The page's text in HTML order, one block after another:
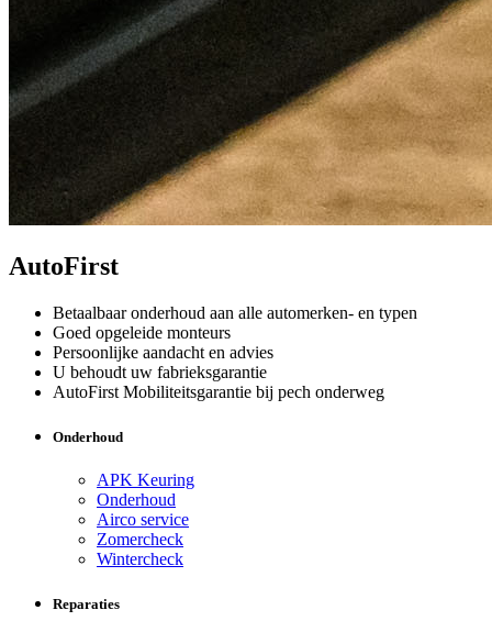
AutoFirst
Betaalbaar onderhoud aan alle automerken- en typen
Goed opgeleide monteurs
Persoonlijke aandacht en advies
U behoudt uw fabrieksgarantie
AutoFirst Mobiliteitsgarantie bij pech onderweg
Onderhoud
APK Keuring
Onderhoud
Airco service
Zomercheck
Wintercheck
Reparaties